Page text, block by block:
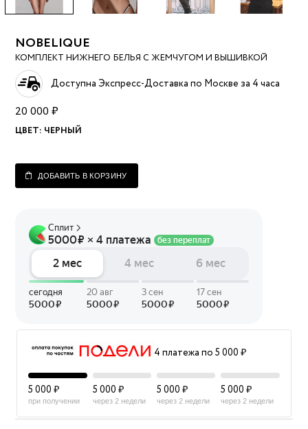
NOBELIQUE
КОМПЛЕКТ НИЖНЕГО БЕЛЬЯ С ЖЕМЧУГОМ И ВЫШИВКОЙ
Доступна Экспресс-Доставка по Москве за 4 часа
20 000 ₽
ЦВЕТ: ЧЕРНЫЙ
ДОБАВИТЬ В КОРЗИНУ
4 платежа по 5 000 ₽
5 000 ₽
при получении
5 000 ₽
через 2 недели
5 000 ₽
через 2 недели
5 000 ₽
через 2 недели